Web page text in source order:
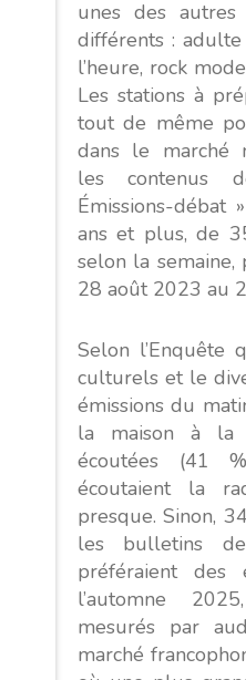
unes des
différents : adulte
l’heure, rock
Les stations à
tout de même
dans le marché
les contenus
Émissions-débat
ans et plus, de
selon la
28 août 2023 au
Selon l’Enquête
culturels et le
émissions du
la maison à la
écoutées (41
écoutaient la
presque. Sinon,
les bulletins
préféraient des
l’automne
mesurés par
marché